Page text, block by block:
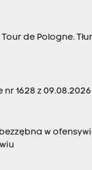
de Pologne.
nr 1628 z 09.08.2026
w